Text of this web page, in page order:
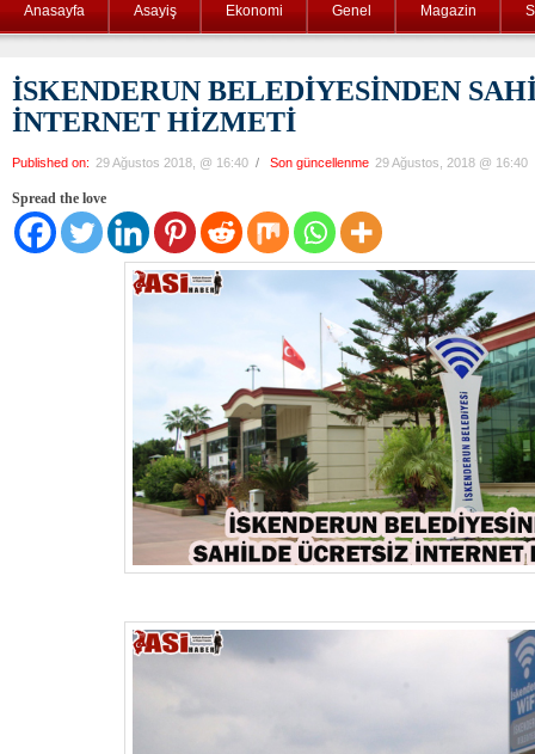
Anasayfa Asayiş Ekonomi Genel Magazin
İSKENDERUN BELEDİYESİNDEN
İNTERNET HİZMETİ
Published on: 29 Ağustos 2018, @ 16:40 / Son güncellenme 29 Ağustos, 2018 @ 16:40
Spread the love